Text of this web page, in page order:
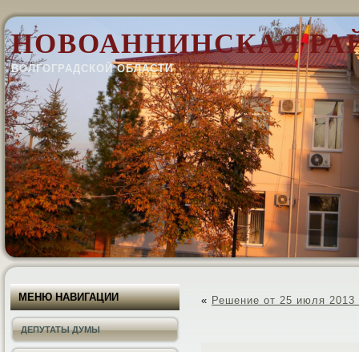
НОВОАННИНСКАЯ
ВОЛГОГРАДСКОЙ ОБЛАСТИ
МЕНЮ НАВИГАЦИИ
ДЕПУТАТЫ ДУМЫ
« Решение от 25 июля